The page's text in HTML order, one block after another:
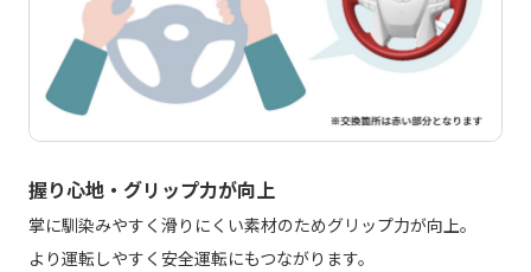
握り心地・グリップ力が向上
掌に馴染みやすく滑りにくい素材のためグリップ力が向上。
より運転しやすく安全運転にもつながります。